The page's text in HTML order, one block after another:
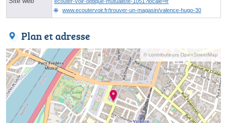
www.ecoutervoir.fr/trouver-un-magasin/valence-hugo-30
Plan et adresse
© contributeurs OpenStreetMap